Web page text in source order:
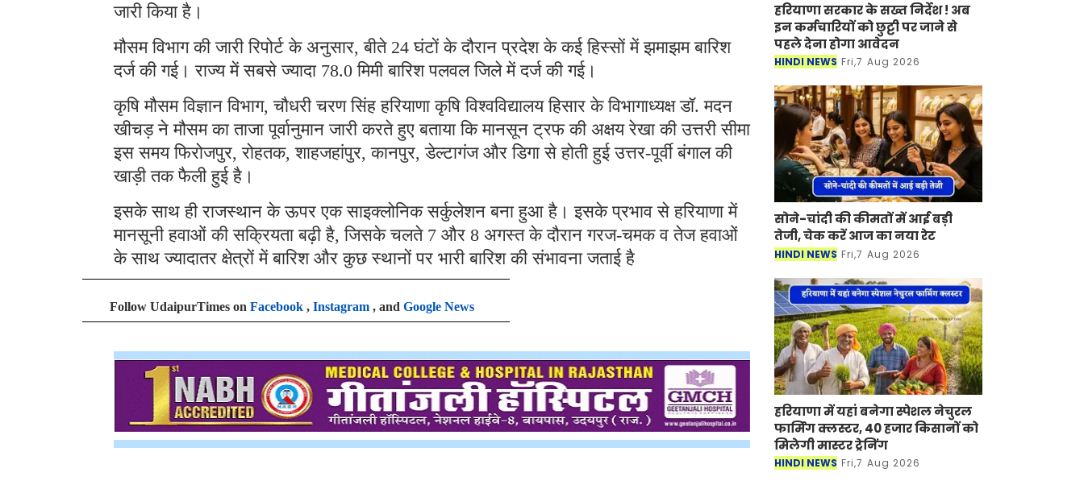
जारी किया है।
मौसम विभाग की जारी रिपोर्ट के अनुसार, बीते 24 घंटों के दौरान प्रदेश के कई हिस्सों में झमाझम बारिश
दर्ज की गई। राज्य में सबसे ज्यादा 78.0 मिमी बारिश पलवल जिले में दर्ज की गई।
कृषि मौसम विज्ञान विभाग, चौधरी चरण सिंह हरियाणा कृषि विश्वविद्यालय हिसार के विभागाध्यक्ष डॉ. मदन
खीचड़ ने मौसम का ताजा पूर्वानुमान जारी करते हुए बताया कि मानसून ट्रफ की अक्षय रेखा की उत्तरी सीमा
इस समय फिरोजपुर, रोहतक, शाहजहांपुर, कानपुर, डेल्टागंज और डिगा से होती हुई उत्तर-पूर्वी बंगाल की
खाड़ी तक फैली हुई है।
इसके साथ ही राजस्थान के ऊपर एक साइक्लोनिक सर्कुलेशन बना हुआ है। इसके प्रभाव से हरियाणा में
मानसूनी हवाओं की सक्रियता बढ़ी है, जिसके चलते 7 और 8 अगस्त के दौरान गरज-चमक व तेज हवाओं
के साथ ज्यादातर क्षेत्रों में बारिश और कुछ स्थानों पर भारी बारिश की संभावना जताई है
Follow UdaipurTimes on Facebook , Instagram , and Google News
हरियाणा सरकार के सख्त निर्देश ! अब
इन कर्मचारियों को छुट्टी पर जाने से
पहले देना होगा आवेदन
HINDI NEWS Fri,7 Aug 2026
सोने-चांदी की कीमतों में आई बड़ी
तेजी, चेक करें आज का नया रेट
HINDI NEWS Fri,7 Aug 2026
हरियाणा में यहां बनेगा स्पेशल नेचुरल
फार्मिंग क्लस्टर, 40 हजार किसानों को
मिलेगी मास्टर ट्रेनिंग
HINDI NEWS Fri,7 Aug 2026